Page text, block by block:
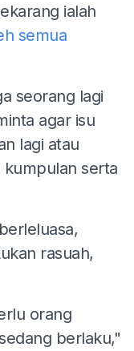
ialah
semua
seorang lagi
agar isu
lagi atau
kumpulan serta
rasuah,
orang
berlaku,"